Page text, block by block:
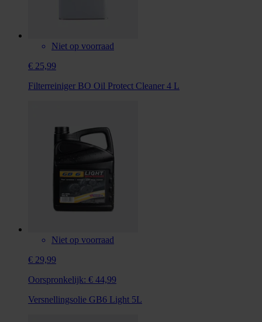
Niet op voorraad
€ 25,99
Filterreiniger BO Oil Protect Cleaner 4 L
Niet op voorraad
€ 29,99
Oorspronkelijk: € 44,99
Versnellingsolie GB6 Light 5L